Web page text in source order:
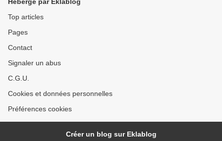
Top articles
Pages
Contact
Signaler un abus
C.G.U.
Cookies et données personnelles
Préférences cookies
Créer un blog sur Eklablog